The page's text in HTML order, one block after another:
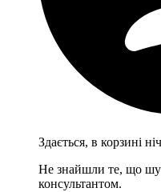
Здається, в корзині
Не знайшли те, що
консультантом.